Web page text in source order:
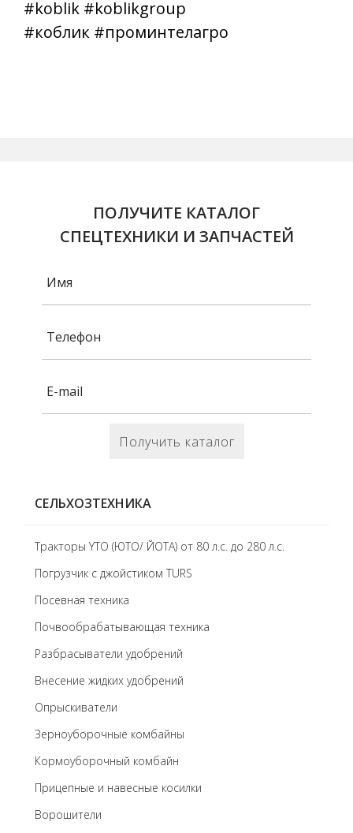
#koblik #koblikgroup
#коблик #проминтелагро
ПОЛУЧИТЕ КАТАЛОГ
СПЕЦТЕХНИКИ И ЗАПЧАСТЕЙ
Получить каталог
СЕЛЬХОЗТЕХНИКА
Тракторы YTO (ЮТО/ ЙОТА) от 80 л.с. до 280 л.с.
Погрузчик с джойстиком TURS
Посевная техника
Почвообрабатывающая техника
Разбрасыватели удобрений
Внесение жидких удобрений
Опрыскиватели
Зерноуборочные комбайны
Кормоуборочный комбайн
Прицепные и навесные косилки
Ворошители